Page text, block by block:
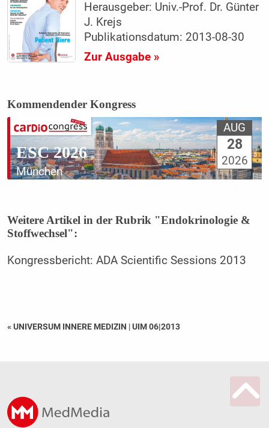
Herausgeber: Univ.-Prof. Dr. Günter
J. Krejs
Publikationsdatum: 2013-08-30
Zur Ausgabe »
Kommendender Kongress
ESC 2026
München
AUG
28
2026
Weitere Artikel in der Rubrik "Endokrinologie &
Stoffwechsel":
Kongressbericht: ADA Scientific Sessions 2013
« UNIVERSUM INNERE MEDIZIN |UIM 06|2013